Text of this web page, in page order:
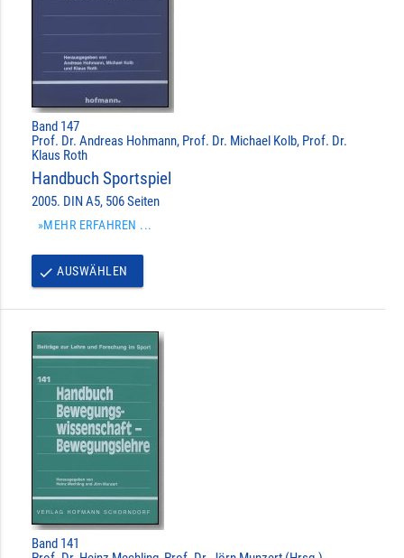
Band 147
Prof. Dr. Andreas Hohmann, Prof. Dr. Michael Kolb, Prof. Dr.
Klaus Roth
Handbuch Sportspiel
2005. DIN A5, 506 Seiten
»MEHR ERFAHREN ...
done AUSWÄHLEN
Band 141